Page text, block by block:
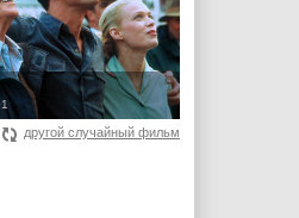
другой случайный фильм